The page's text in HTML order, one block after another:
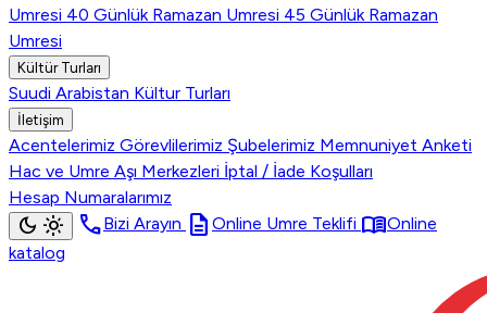
Umresi 40 Günlük Ramazan Umresi 45 Günlük Ramazan
Umresi
Kültür Turları
Suudi Arabistan Kültur Turları
İletişim
Acentelerimiz Görevlilerimiz Şubelerimiz Memnuniyet Anketi
Hac ve Umre Aşı Merkezleri İptal / İade Koşulları
Hesap Numaralarımız
dark_mode light_mode callBizi Arayın description Online Umre Teklifi menu_bookOnline
katalog